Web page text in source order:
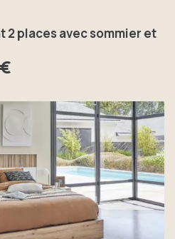
2 places avec sommier et